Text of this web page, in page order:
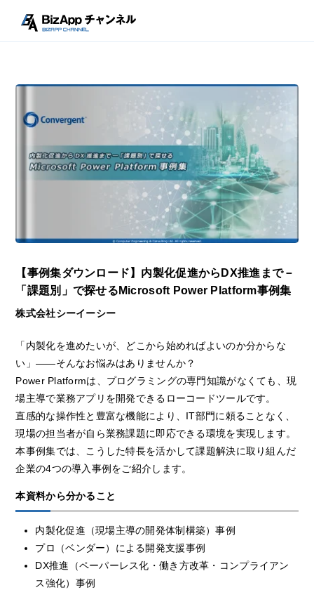
【事例集ダウンロード】内製化促進からDX推進まで－
「課題別」で探せるMicrosoft Power Platform事例集
株式会社シーイーシー
「内製化を進めたいが、どこから始めればよいのか分からな
い」――そんなお悩みはありませんか？
Power Platformは、プログラミングの専門知識がなくても、現
場主導で業務アプリを開発できるローコードツールです。
直感的な操作性と豊富な機能により、IT部門に頼ることなく、
現場の担当者が自ら業務課題に即応できる環境を実現します。
本事例集では、こうした特長を活かして課題解決に取り組んだ
企業の4つの導入事例をご紹介します。
本資料から分かること
内製化促進（現場主導の開発体制構築）事例
プロ（ベンダー）による開発支援事例
DX推進（ペーパーレス化・働き方改革・コンプライアン
ス強化）事例